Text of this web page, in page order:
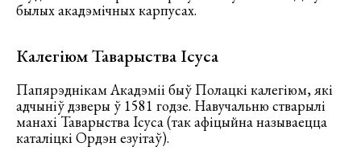
былых акадэмічных карпусах.
Калегіюм Таварыства Ісуса
Папярэднікам Акадэміі быў Полацкі калегіюм, які
адчыніў дзверы ў 1581 годзе. Навучальню стварылі
манахі Таварыства Ісуса (так афіцыйна называецца
каталіцкі Ордэн езуітаў).